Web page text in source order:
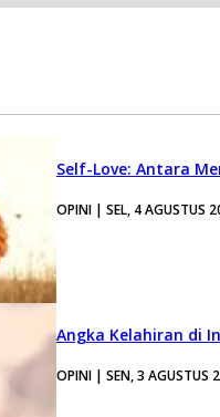
Self-Love: Antara
OPINI | SEL, 4 AGUSTUS
Angka Kelahiran di
OPINI | SEN, 3 AGUSTUS